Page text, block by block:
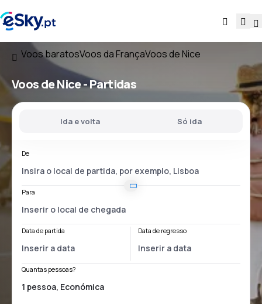
Voos baratosVoos da FrançaVoos de Nice
Voosde Nice- Partidas
Ida e volta Só ida
De
Para
Data de partida Data de regresso
Quantas pessoas?